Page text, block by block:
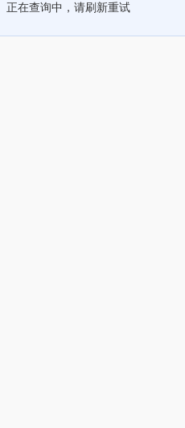
正在查询中，请刷新重试